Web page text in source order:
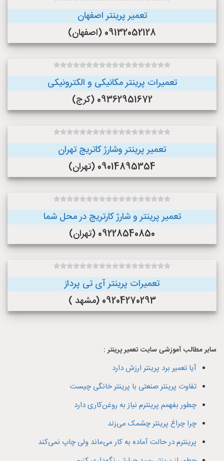
تعمیر پرینتر اصفهان
09132052128 (اصفهان)
تعمیرات پرینتر مکانیکی و الکترونیکی
09362951672 (کرج)
تعمیر پرینتر وشارژ کاتریج تهران
09014895354 (تهران)
تعمیر پرینتر و شارژ کارتریج در محل شما
09228540850 (تهران)
تعمیرات پرینتر آی تی پرداز
09204270293 (مشهد )
سایر مطالب آموزشی سایت تعمیر پرینتر :
آیا تعمیر برد پرینتر ارزش دارد
تفاوت پرینتر صنعتی با پرینتر خانگی چیست
چطور بفهمم پرینترم نیاز به روغن‌کاری دارد
چرا چراغ پرینتر چشمک می‌زند
پرینترم در حالت آماده به کار می‌ماند ولی چاپ نمی‌کند